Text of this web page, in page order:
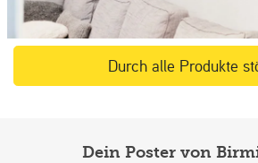
Durch alle Produkte
Dein Poster von